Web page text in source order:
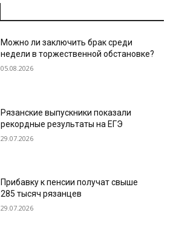
Можно ли заключить брак среди
недели в торжественной обстановке?
05.08.2026
Рязанские выпускники показали
рекордные результаты на ЕГЭ
29.07.2026
Прибавку к пенсии получат свыше
285 тысяч рязанцев
29.07.2026